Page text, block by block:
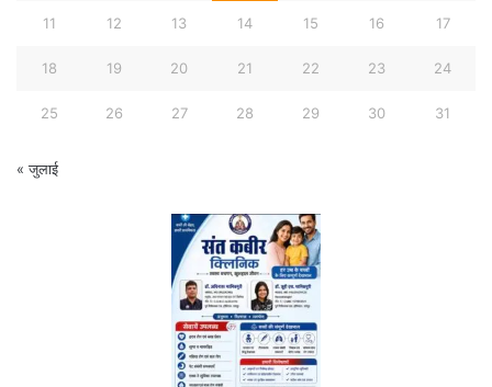
11 12 13 14 15 16 17
18 19 20 21 22 23 24
25 26 27 28 29 30 31
« जुलाई